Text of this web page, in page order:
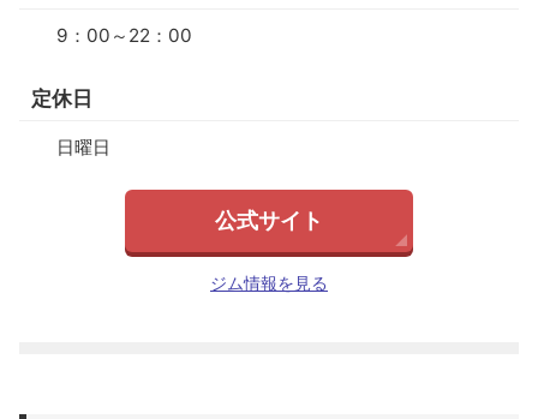
9：00～22：00
定休日
日曜日
公式サイト
ジム情報を見る